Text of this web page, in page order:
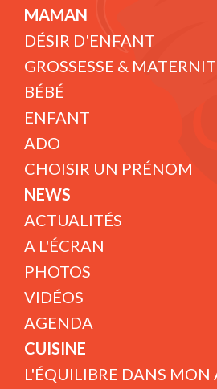
MAMAN
DÉSIR D'ENFANT
GROSSESSE &
BÉBÉ
ENFANT
ADO
CHOISIR UN PRÉNOM
NEWS
ACTUALITÉS
A L'ÉCRAN
PHOTOS
VIDÉOS
AGENDA
CUISINE
L'ÉQUILIBRE DANS MON